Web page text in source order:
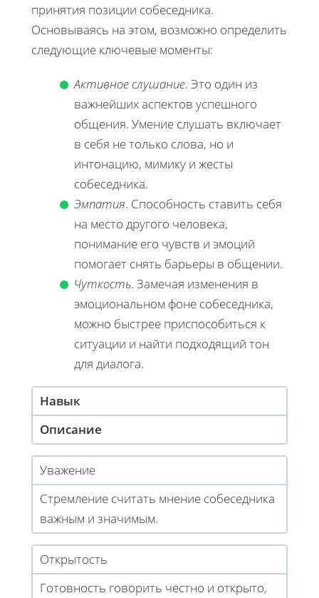
принятия позиции собеседника.
Основываясь на этом, возможно определить
следующие ключевые моменты:
Активное слушание. Это один из
важнейших аспектов успешного
общения. Умение слушать включает
в себя не только слова, но и
интонацию, мимику и жесты
собеседника.
Эмпатия. Способность ставить себя
на место другого человека,
понимание его чувств и эмоций
помогает снять барьеры в общении.
Чуткость. Замечая изменения в
эмоциональном фоне собеседника,
можно быстрее приспособиться к
ситуации и найти подходящий тон
для диалога.
Навык
Описание
Уважение
Стремление считать мнение собеседника
важным и значимым.
Открытость
Готовность говорить честно и открыто,